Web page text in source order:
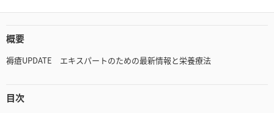
概要
褥瘡UPDATE エキスパートのための最新情報と栄養療法
目次